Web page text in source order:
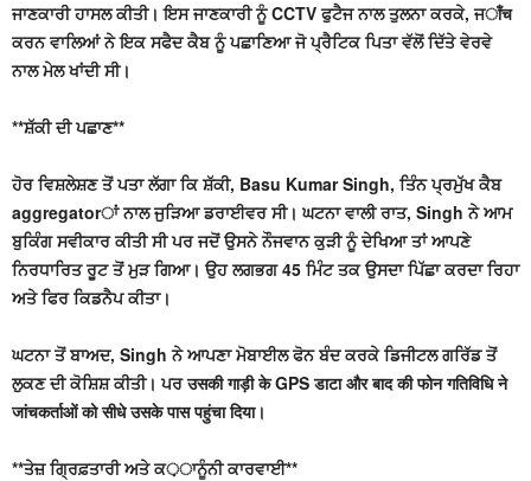
ਜਾਣਕਾਰੀ ਹਾਸਲ ਕੀਤੀ। ਇਸ ਜਾਣਕਾਰੀ ਨੂੰ CCTV ਫੁਟੈਜ ਨਾਲ ਤੁਲਨਾ ਕਰਕੇ, ਜाँच
ਕਰਨ ਵਾਲਿਆਂ ਨੇ ਇਕ ਸਫੈਦ ਕੈਬ ਨੂੰ ਪਛਾਣਿਆ ਜੋ ਪ੍ਰੈਟਿਕ ਪਿਤਾ ਵੱਲੋਂ ਦਿੱਤੇ ਵੇਰਵੇ
ਨਾਲ ਮੇਲ ਖਾਂਦੀ ਸੀ।
**ਸ਼ੱਕੀ ਦੀ ਪਛਾਣ**
ਹੋਰ ਵਿਸ਼ਲੇਸ਼ਣ ਤੋਂ ਪਤਾ ਲੱਗਾ ਕਿ ਸ਼ੱਕੀ, Basu Kumar Singh, ਤਿੰਨ ਪ੍ਰਮੁੱਖ ਕੈਬ
aggregatorਾਂ ਨਾਲ ਜੁੜਿਆ ਡਰਾਈਵਰ ਸੀ। ਘਟਨਾ ਵਾਲੀ ਰਾਤ, Singh ਨੇ ਆਮ
ਬੁਕਿੰਗ ਸਵੀਕਾਰ ਕੀਤੀ ਸੀ ਪਰ ਜਦੋਂ ਉਸਨੇ ਨੌਜਵਾਨ ਕੁੜੀ ਨੂੰ ਦੇਖਿਆ ਤਾਂ ਆਪਣੇ
ਨਿਰਧਾਰਿਤ ਰੂਟ ਤੋਂ ਮੁੜ ਗਿਆ। ਉਹ ਲਗਭਗ 45 ਮਿੰਟ ਤਕ ਉਸਦਾ ਪਿੱਛਾ ਕਰਦਾ ਰਿਹਾ
ਅਤੇ ਫਿਰ ਕਿਡਨੈਪ ਕੀਤਾ।
ਘਟਨਾ ਤੋਂ ਬਾਅਦ, Singh ਨੇ ਆਪਣਾ ਮੋਬਾਈਲ ਫੋਨ ਬੰਦ ਕਰਕੇ ਡਿਜੀਟਲ ਗਰਿੱਡ ਤੋਂ
ਲੁਕਣ ਦੀ ਕੋਸ਼ਿਸ਼ ਕੀਤੀ। ਪਰ उसकी गाड़ी के GPS डाटा और बाद की फोन गतिविधि ने
जांचकर्ताओं को सीधे उसके पास पहुंचा दिया।
**ਤੇਜ਼ ਗ੍ਰਿਫ਼ਤਾਰੀ ਅਤੇ ਕ़ਾਨੂੰਨੀ ਕਾਰਵਾਈ**